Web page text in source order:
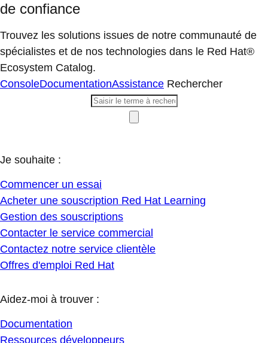
de confiance
Trouvez les solutions issues de notre communauté de
spécialistes et de nos technologies dans le Red Hat®
Ecosystem Catalog.
ConsoleDocumentationAssistance Rechercher
Je souhaite :
Commencer un essai
Acheter une souscription Red Hat Learning
Gestion des souscriptions
Contacter le service commercial
Contactez notre service clientèle
Offres d'emploi Red Hat
Aidez-moi à trouver :
Documentation
Ressources développeurs